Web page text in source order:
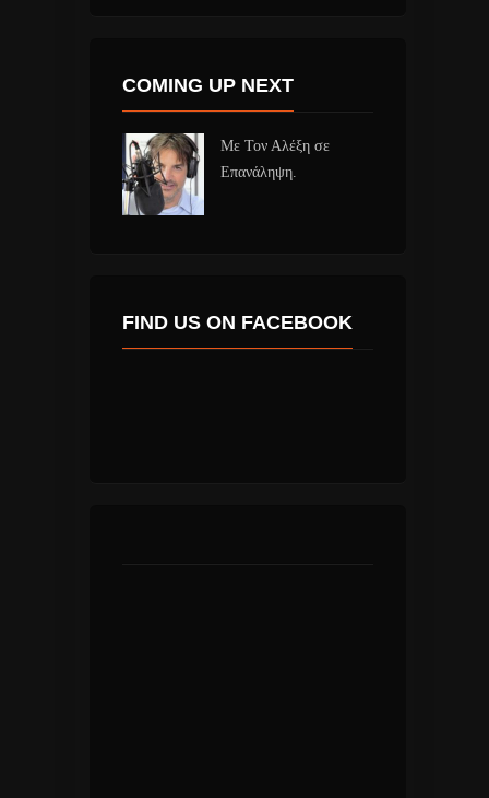
COMING UP NEXT
Με Τον Αλέξη σε
Επανάληψη.
FIND US ON FACEBOOK